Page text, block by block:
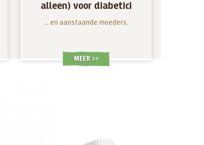
alleen) voor diabetici
... en aanstaande moeders.
MEER >